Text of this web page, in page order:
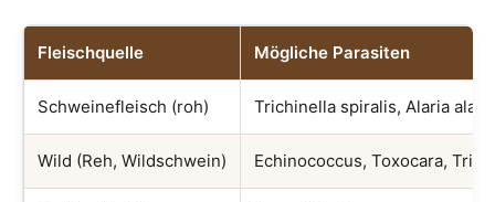
Fleischquelle Mögliche Parasiten
Schweinefleisch (roh) Trichinella spiralis, Alaria alata
Wild (Reh, Wildschwein) Echinococcus, Toxocara,